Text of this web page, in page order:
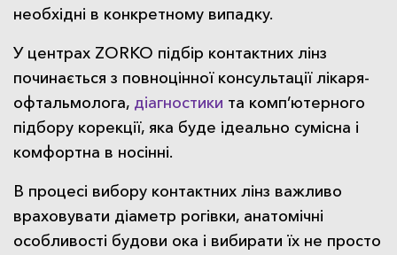
необхідні в конкретному випадку.
У центрах ZORKO підбір контактних лінз
починається з повноцінної консультації лікаря-
офтальмолога, діагностики та комп’ютерного
підбору корекції, яка буде ідеально сумісна і
комфортна в носінні.
В процесі вибору контактних лінз важливо
враховувати діаметр рогівки, анатомічні
особливості будови ока і вибирати їх не просто